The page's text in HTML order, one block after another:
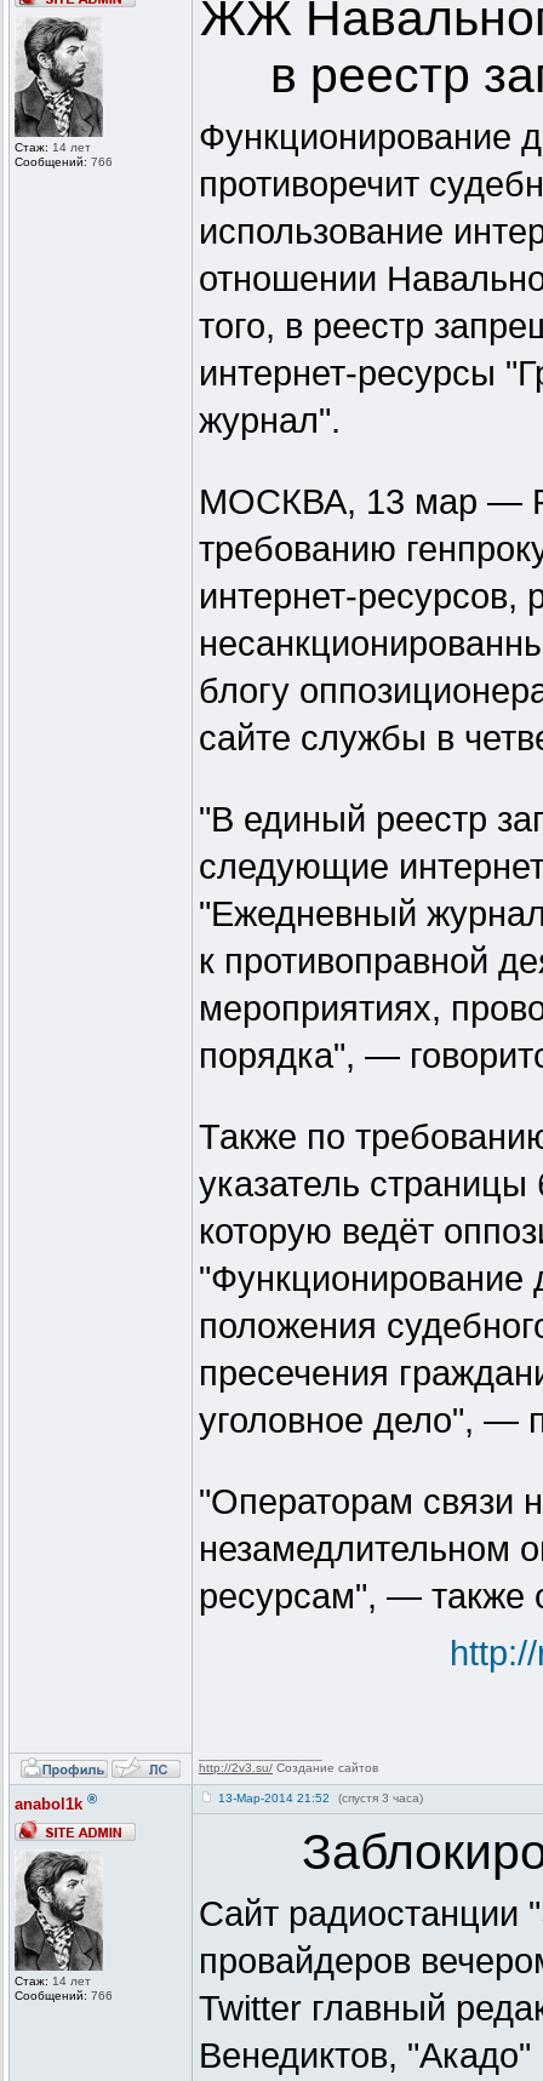
Стаж: 14 лет
Сообщений: 766
ЖЖ
в реестр
Функционирование
противоречит
использование
отношении
того, в реестр
интернет-ресурсы
журнал".
МОСКВА, 13 мар —
требованию
интернет-ресурсов,
блогу
сайте службы в
"В единый реестр
следующие
"Ежедневный
к противоправной
мероприятиях,
порядка", —
Также по
указатель
которую ведёт
"Функционирование
положения
пресечения
уголовное дело", —
"Операторам связи
незамедлительном
ресурсам", — также
http://2v3.su/ Создание сайтов
anabol1k ®
Стаж: 14 лет
Сообщений: 766
13-Мар-2014 21:52 (спустя 3 часа)
Сайт радиостанции
провайдеров
Twitter главный
Венедиктов, "Акадо"